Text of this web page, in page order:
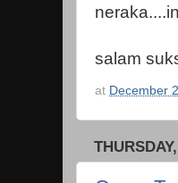
salam
at December